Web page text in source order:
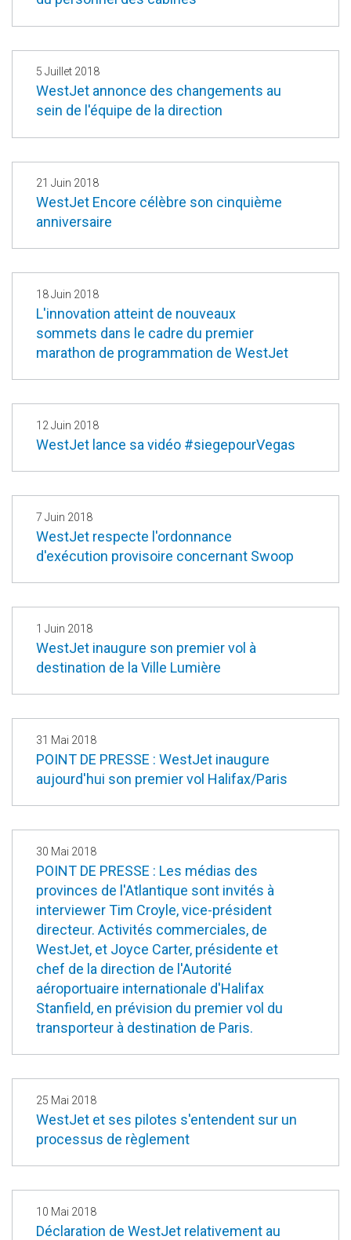
5 Juillet 2018
WestJet annonce des changements au
sein de l'équipe de la direction
21 Juin 2018
WestJet Encore célèbre son cinquième
anniversaire
18 Juin 2018
L'innovation atteint de nouveaux
sommets dans le cadre du premier
marathon de programmation de WestJet
12 Juin 2018
WestJet lance sa vidéo #siegepourVegas
7 Juin 2018
WestJet respecte l'ordonnance
d'exécution provisoire concernant Swoop
1 Juin 2018
WestJet inaugure son premier vol à
destination de la Ville Lumière
31 Mai 2018
POINT DE PRESSE : WestJet inaugure
aujourd'hui son premier vol Halifax/Paris
30 Mai 2018
POINT DE PRESSE : Les médias des
provinces de l'Atlantique sont invités à
interviewer Tim Croyle, vice-président
directeur. Activités commerciales, de
WestJet, et Joyce Carter, présidente et
chef de la direction de l'Autorité
aéroportuaire internationale d'Halifax
Stanfield, en prévision du premier vol du
transporteur à destination de Paris.
25 Mai 2018
WestJet et ses pilotes s'entendent sur un
processus de règlement
10 Mai 2018
Déclaration de WestJet relativement au